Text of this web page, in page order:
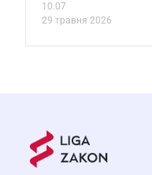
10.07
29 травня 2026